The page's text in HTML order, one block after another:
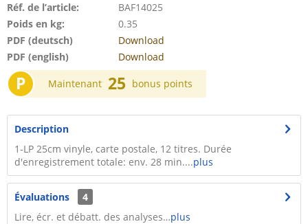
Réf. de l’article:
BAF14025
Poids en kg:
0.35
PDF (deutsch)
Download
PDF (english)
Download
P Maintenant 25 bonus points
Description
1-LP 25cm vinyle, carte postale, 12 titres. Durée
d'enregistrement totale: env. 28 min....plus
Évaluations
4
Lire, écr. et débatt. des analyses…plus